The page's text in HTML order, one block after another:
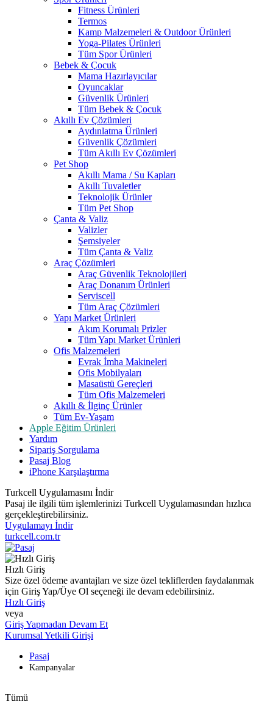
Fitness Ürünleri
Termos
Kamp Malzemeleri & Outdoor Ürünleri
Yoga-Pilates Ürünleri
Tüm Spor Ürünleri
Bebek & Çocuk
Mama Hazırlayıcılar
Oyuncaklar
Güvenlik Ürünleri
Tüm Bebek & Çocuk
Akıllı Ev Çözümleri
Aydınlatma Ürünleri
Güvenlik Çözümleri
Tüm Akıllı Ev Çözümleri
Pet Shop
Akıllı Mama / Su Kapları
Akıllı Tuvaletler
Teknolojik Ürünler
Tüm Pet Shop
Çanta & Valiz
Valizler
Şemsiyeler
Tüm Çanta & Valiz
Araç Çözümleri
Araç Güvenlik Teknolojileri
Araç Donanım Ürünleri
Serviscell
Tüm Araç Çözümleri
Yapı Market Ürünleri
Akım Korumalı Prizler
Tüm Yapı Market Ürünleri
Ofis Malzemeleri
Evrak İmha Makineleri
Ofis Mobilyaları
Masaüstü Gereçleri
Tüm Ofis Malzemeleri
Akıllı & İlginç Ürünler
Tüm Ev-Yaşam
Apple Eğitim Ürünleri
Yardım
Sipariş Sorgulama
Pasaj Blog
iPhone Karşılaştırma
Turkcell Uygulamasını İndir
Pasaj ile ilgili tüm işlemlerinizi Turkcell Uygulamasından hızlıca
gerçekleştirebilirsiniz.
Uygulamayı İndir
turkcell.com.tr
Hızlı Giriş
Size özel ödeme avantajları ve size özel tekliflerden faydalanmak
için Giriş Yap/Üye Ol seçeneği ile devam edebilirsiniz.
Hızlı Giriş
veya
Giriş Yapmadan Devam Et
Kurumsal Yetkili Girişi
Pasaj
Kampanyalar
Tümü